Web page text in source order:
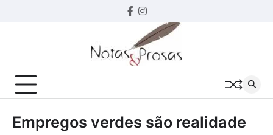
Facebook
instagram
Empregos verdes são realidade